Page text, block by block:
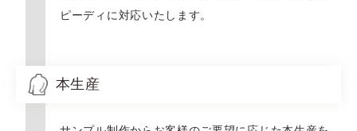
ピーディに対応いたします。
本生産